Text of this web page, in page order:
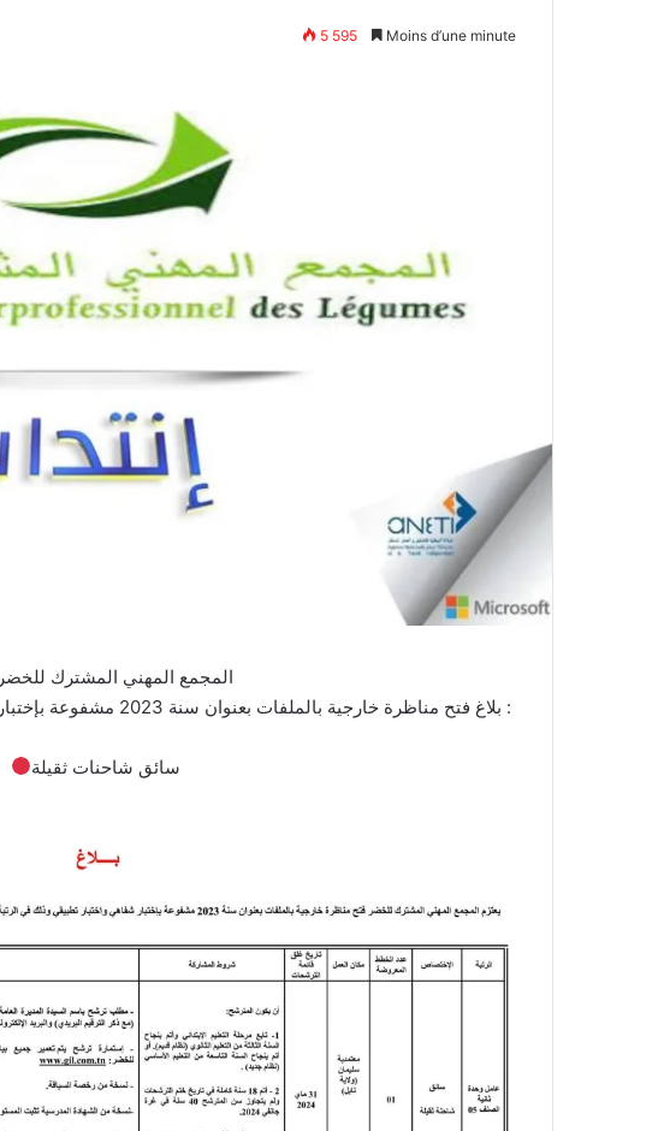
5 595 Moins d’une minute
‼‼‼‼المجمع المهني المشترك للخضر
بلاغ فتح مناظرة خارجية بالملفات بعنوان سنة 2023 مشفوعة بإختبار شفاهي وإختبار تطبيقي لإنتداب :
سائق شاحنات ثقيلة